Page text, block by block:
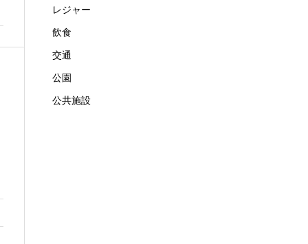
レジャー
飲食
交通
公園
公共施設